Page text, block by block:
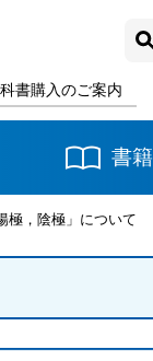
書購入のご案内
音楽
書籍
極，陰極」について